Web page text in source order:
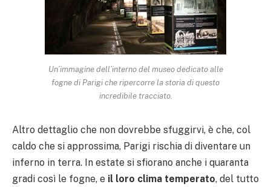
Un’immagine dell’interno del museo dedicato alle
fogne di Parigi che ripercorre la storia di questo
incredibile tracciato.
Altro dettaglio che non dovrebbe sfuggirvi, è che, col
caldo che si approssima, Parigi rischia di diventare un
inferno in terra. In estate si sfiorano anche i quaranta
gradi così le fogne, e il loro clima temperato, del tutto